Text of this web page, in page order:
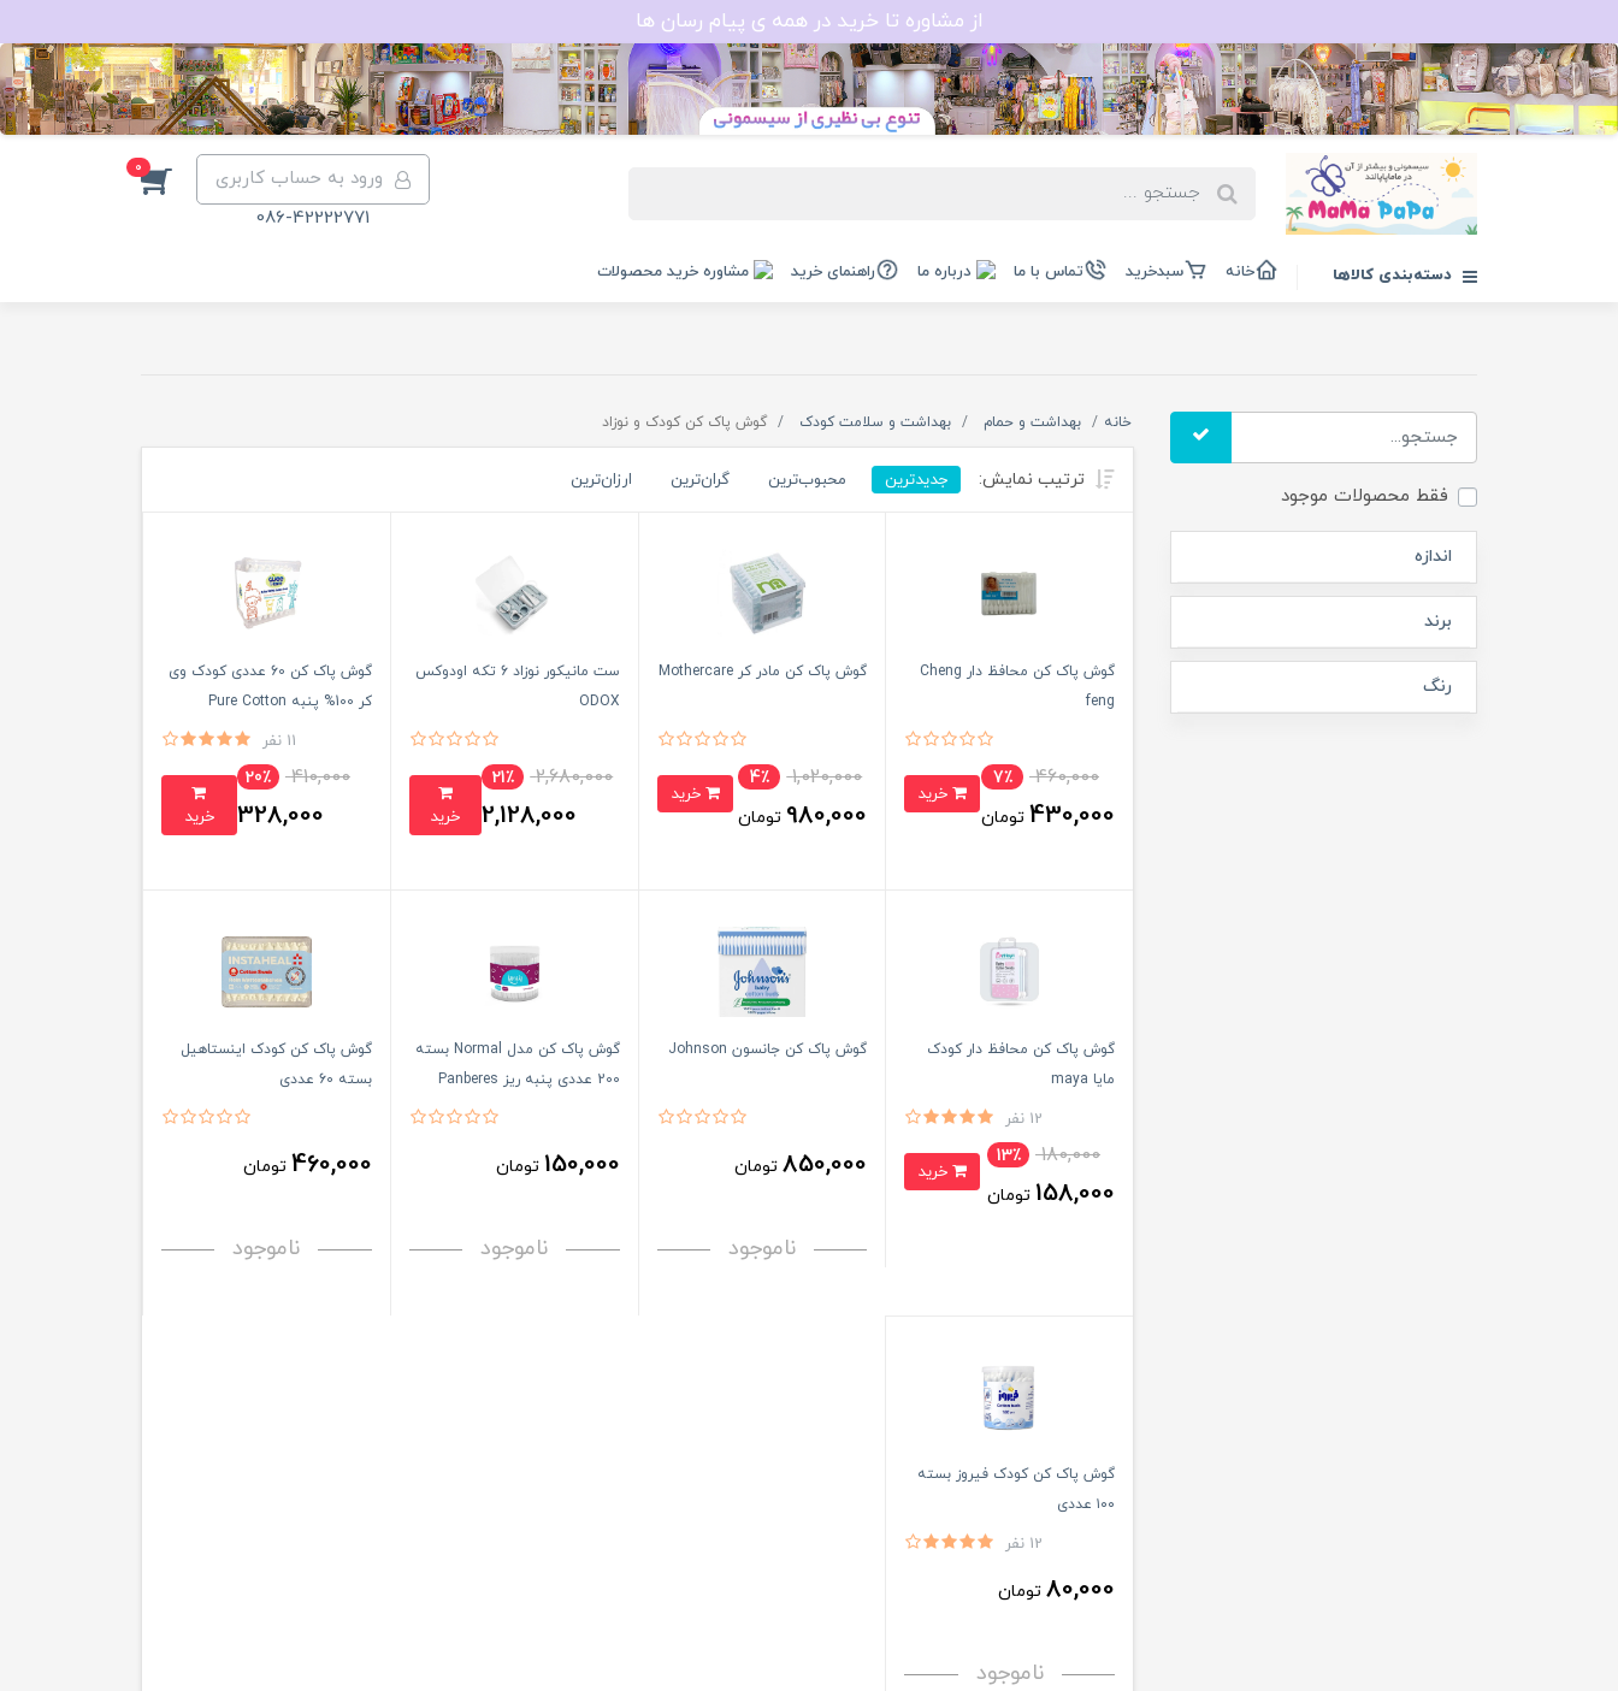
از مشاوره تا خرید در همه ی پیام رسان ها
ورود به حساب کاربری
086-42222771
0
دسته‌بندی کالاها خانه سبدخرید تماس با ما درباره ما راهنمای خرید مشاوره خرید محصولات
فقط محصولات موجود
اندازه
برند
رنگ
خانه بهداشت و حمام بهداشت و سلامت کودک گوش پاک کن کودک و نوزاد
ترتیب نمایش: جدیدترین محبوب‌ترین گران‌ترین ارزان‌ترین
گوش پاک کن محافظ دار Cheng
feng
460,000 7٪
430,000 تومان
خرید
گوش پاک کن مادر کر Mothercare
1,020,000 4٪
980,000 تومان
خرید
ست مانیکور نوزاد 6 تکه اودوکس
ODOX
2,680,000 21٪
2,128,000 خرید
گوش پاک کن 60 عددی کودک وی
کر 100% پنبه Pure Cotton
11 نفر
410,000 20٪
328,000 خرید
گوش پاک کن محافظ دار کودک
مایا maya
12 نفر
180,000 13٪
158,000 تومان
خرید
گوش پاک کن جانسون Johnson
850,000تومان
ناموجود
گوش پاک کن مدل Normal بسته
200 عددی پنبه ریز Panberes
150,000 تومان
ناموجود
گوش پاک کن کودک اینستاهیل
بسته 60 عددی
460,000 تومان
ناموجود
گوش پاک کن کودک فیروز بسته
۱۰۰ عددی
12 نفر
80,000 تومان
ناموجود